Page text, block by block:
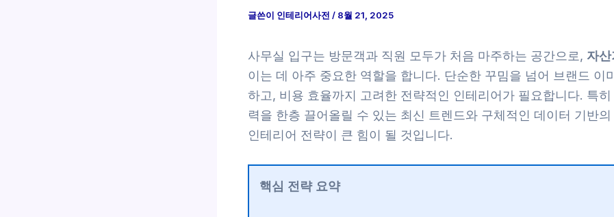
글쓴이 인테리어사전 / 8월 21, 2025
사무실 입구는 방문객과 직원 모두가 처음 마주하는 공간으로, 자산
이는 데 아주 중요한 역할을 합니다. 단순한 꾸밈을 넘어 브랜드 이
하고, 비용 효율까지 고려한 전략적인 인테리어가 필요합니다. 특히
력을 한층 끌어올릴 수 있는 최신 트렌드와 구체적인 데이터 기반의
인테리어 전략이 큰 힘이 될 것입니다.
핵심 전략 요약